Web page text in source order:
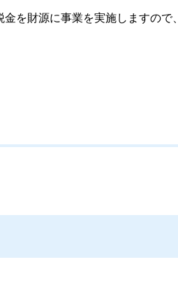
を財源に事業を実施しますの